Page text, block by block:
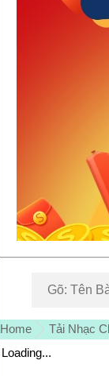
Home
Tải Nhạc
Loading...